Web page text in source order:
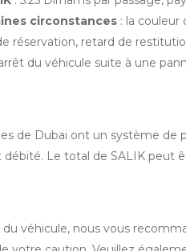
circonstances : la
réservation, retard de
du véhicule suite à une
de Dubai ont un système de
débité. Le total de SALIK peut
du véhicule, nous vous